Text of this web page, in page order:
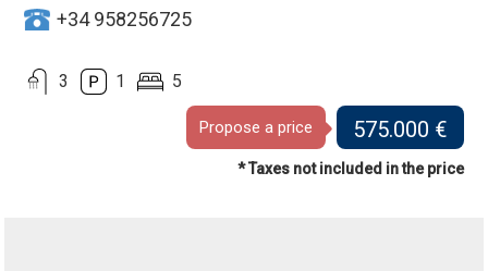
+34 958256725
3 5
1
Propose a price 575.000 €
* Taxes not included in the price